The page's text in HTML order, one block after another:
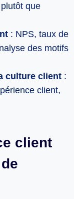
que
: NPS, taux de
des motifs
culture client :
client,
client